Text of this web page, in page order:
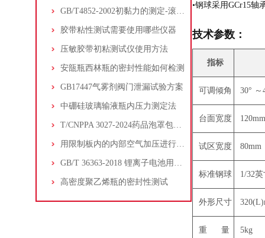
GB/T4852-2002初黏力的测定-滚球法
胶带粘性测试需要使用哪些仪器
压敏胶带初粘测试仪使用方法
安瓿瓶西林瓶的密封性能如何检测
GB17447气雾剂阀门泄漏试验方案
中硼硅玻璃输液瓶内压力测定法
T/CNPPA 3027-2024药品泡罩包装应用指南
用限制板内的内部空气加压进行软包装密封的爆破试验
GB/T 36363-2018 锂离子电池用聚烯烃隔膜透气度测定
高密度聚乙烯瓶的密封性测试
•钢球采用GCr15轴
技术参数：
指标
可调倾角 30° ～
台面宽度 120mm
试区宽度 80mm
标准钢球 1/32
外形尺寸
重 量 5kg